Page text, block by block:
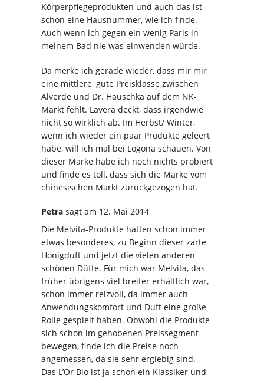
Körperpflegeprodukten und auch das ist
schon eine Hausnummer, wie ich finde.
Auch wenn ich gegen ein wenig Paris in
meinem Bad nie was einwenden würde.
Da merke ich gerade wieder, dass mir mir
eine mittlere, gute Preisklasse zwischen
Alverde und Dr. Hauschka auf dem NK-
Markt fehlt. Lavera deckt, dass irgendwie
nicht so wirklich ab. Im Herbst/ Winter,
wenn ich wieder ein paar Produkte geleert
habe, will ich mal bei Logona schauen. Von
dieser Marke habe ich noch nichts probiert
und finde es toll, dass sich die Marke vom
chinesischen Markt zurückgezogen hat.
Petra sagt am 12. Mai 2014
Die Melvita-Produkte hatten schon immer
etwas besonderes, zu Beginn dieser zarte
Honigduft und jetzt die vielen anderen
schönen Düfte. Für mich war Melvita, das
früher übrigens viel breiter erhältlich war,
schon immer reizvoll, da immer auch
Anwendungskomfort und Duft eine große
Rolle gespielt haben. Obwohl die Produkte
sich schon im gehobenen Preissegment
bewegen, finde ich die Preise noch
angemessen, da sie sehr ergiebig sind.
Das L’Or Bio ist ja schon ein Klassiker und